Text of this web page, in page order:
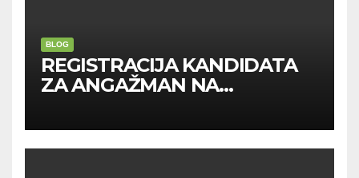
BLOG
REGISTRACIJA KANDIDATA
ZA ANGAŽMAN NA